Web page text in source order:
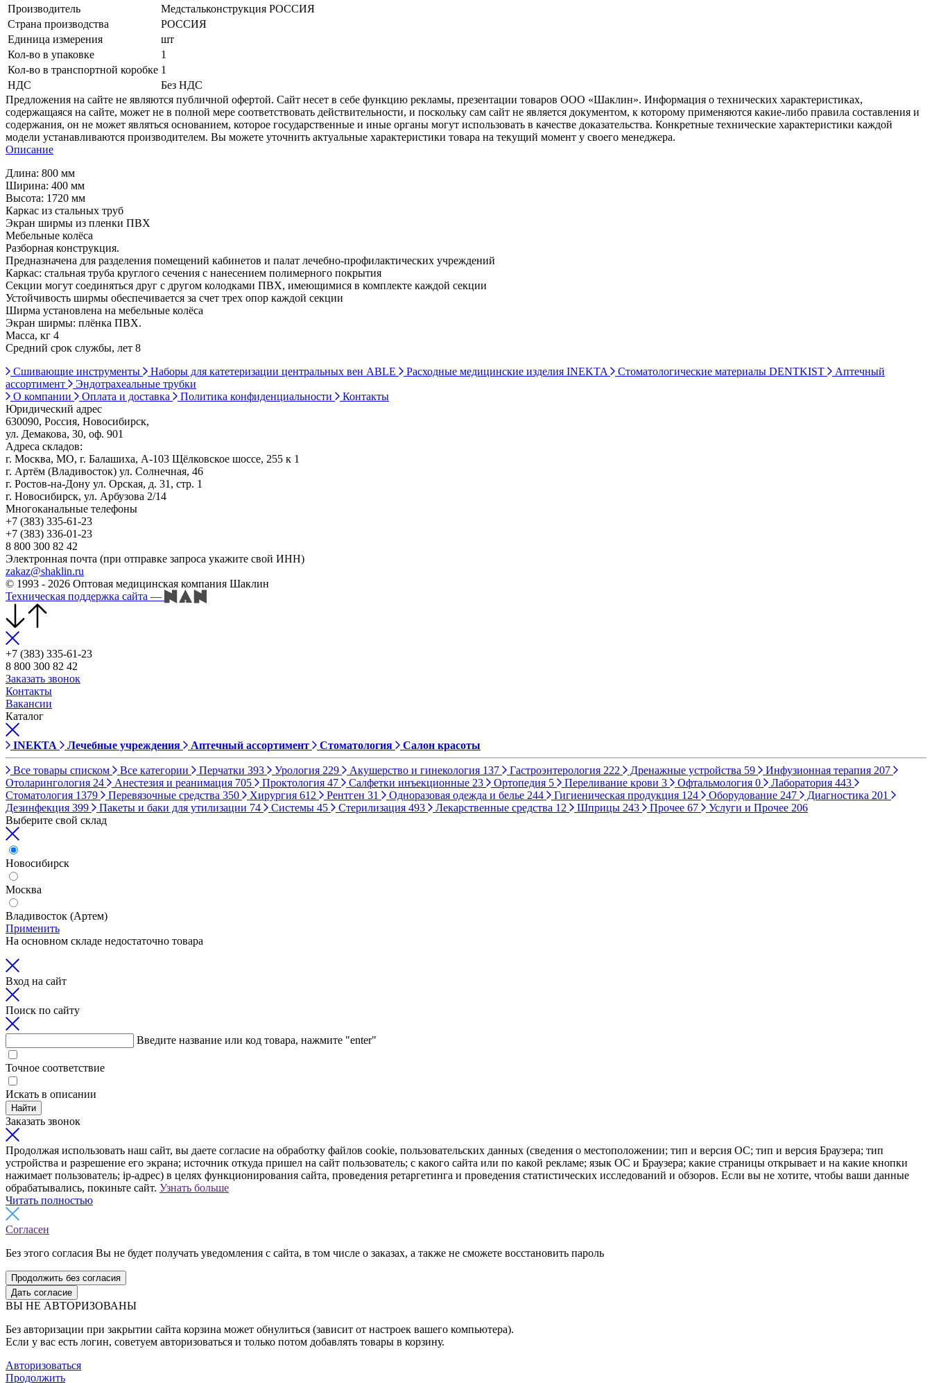
Производитель
Медстальконструкция РОССИЯ
Страна производства
РОССИЯ
Единица измерения
шт
Кол-во в упаковке
1
Кол-во в транспортной коробке 1
НДС
Без НДС
Предложения на сайте не являются публичной офертой. Сайт несет в себе функцию рекламы, презентации товаров ООО «Шаклин». Информация о технических характеристиках,
содержащаяся на сайте, может не в полной мере соответствовать действительности, и поскольку сам сайт не является документом, к которому применяются какие-либо правила составления и
содержания, он не может являться основанием, которое государственные и иные органы могут использовать в качестве доказательства. Конкретные технические характеристики каждой
модели устанавливаются производителем. Вы можете уточнить актуальные характеристики товара на текущий момент у своего менеджера.
Описание
Длина: 800 мм
Ширина: 400 мм
Высота: 1720 мм
Каркас из стальных труб
Экран ширмы из пленки ПВХ
Мебельные колёса
Разборная конструкция.
Предназначена для разделения помещений кабинетов и палат лечебно-профилактических учреждений
Каркас: стальная труба круглого сечения с нанесением полимерного покрытия
Секции могут соединяться друг с другом колодками ПВХ, имеющимися в комплекте каждой секции
Устойчивость ширмы обеспечивается за счет трех опор каждой секции
Ширма установлена на мебельные колёса
Экран ширмы: плёнка ПВХ.
Масса, кг 4
Средний срок службы, лет 8
Сшивающие инструменты
Наборы для катетеризации центральных вен ABLE Расходные медицинские изделия INEKTA Стоматологические материалы DENTKIST
Аптечный
ассортимент
Эндотрахеальные трубки
О компании
Оплата и доставка Политика конфиденциальности
Контакты
Юридический адрес
630090, Россия, Новосибирск,
ул. Демакова, 30, оф. 901
Адреса складов:
г. Москва, МО, г. Балашиха, А-103 Щёлковское шоссе, 255 к 1
г. Артём (Владивосток) ул. Солнечная, 46
г. Ростов-на-Дону ул. Орская, д. 31, стр. 1
г. Новосибирск, ул. Арбузова 2/14
Многоканальные телефоны
+7 (383) 335-61-23
+7 (383) 336-01-23
8 800 300 82 42
Электронная почта (при отправке запроса укажите свой ИНН)
zakaz@shaklin.ru
© 1993 - 2026 Оптовая медицинская компания Шаклин
Техническая поддержка сайта —
+7 (383) 335-61-23
8 800 300 82 42
Заказать звонок
Контакты
Вакансии
Каталог
INEKTA Лечебные учреждения Аптечный ассортимент Стоматология Салон красоты
Все товары списком Все категории Перчатки 393 Урология 229 Акушерство и гинекология 137 Гастроэнтерология 222 Дренажные устройства 59 Инфузионная терапия 207
Отоларингология 24 Анестезия и реанимация 705 Проктология 47 Салфетки инъекционные 23 Ортопедия 5 Переливание крови 3 Офтальмология 0 Лаборатория 443
Стоматология 1379 Перевязочные средства 350 Хирургия 612 Рентген 31 Одноразовая одежда и белье 244 Гигиеническая продукция 124 Оборудование 247 Диагностика 201
Дезинфекция 399 Пакеты и баки для утилизации 74 Системы 45 Стерилизация 493 Лекарственные средства 12 Шприцы 243 Прочее 67 Услуги и Прочее 206
Выберите свой склад
Новосибирск
Москва
Владивосток (Артем)
Применить
На основном складе недостаточно товара
Вход на сайт
Поиск по сайту
Введите название или код товара, нажмите "enter"
Точное соответствие
Искать в описании
Найти
Заказать звонок
Продолжая использовать наш сайт, вы даете согласие на обработку файлов cookie, пользовательских данных (сведения о местоположении; тип и версия ОС; тип и версия Браузера; тип
устройства и разрешение его экрана; источник откуда пришел на сайт пользователь; с какого сайта или по какой рекламе; язык ОС и Браузера; какие страницы открывает и на какие кнопки
нажимает пользователь; ip-адрес) в целях функционирования сайта, проведения ретаргетинга и проведения статистических исследований и обзоров. Если вы не хотите, чтобы ваши данные
обрабатывались, покиньте сайт. Узнать больше
Читать полностью
Согласен
Без этого согласия Вы не будет получать уведомления с сайта, в том числе о заказах, а также не сможете восстановить пароль
Продолжить без согласия
Дать согласие
ВЫ НЕ АВТОРИЗОВАНЫ
Без авторизации при закрытии сайта корзина может обнулиться (зависит от настроек вашего компьютера).
Если у вас есть логин, советуем авторизоваться и только потом добавлять товары в корзину.
Авторизоваться
Продолжить